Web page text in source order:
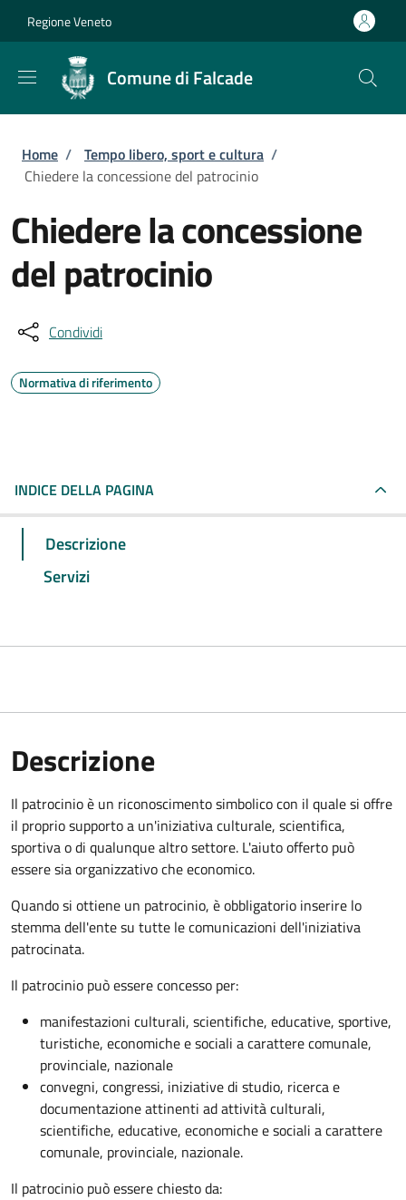
Regione Veneto
Comune di Falcade
Briciole di pane
Home / Tempo libero, sport e cultura /
Chiedere la concessione del patrocinio
Chiedere la concessione
del patrocinio
Condividi
Normativa di riferimento
INDICE DELLA PAGINA
Descrizione
Servizi
Descrizione
Il patrocinio è un riconoscimento simbolico con il quale si offre
il proprio supporto a un'iniziativa culturale, scientifica,
sportiva o di qualunque altro settore. L'aiuto offerto può
essere sia organizzativo che economico.
Quando si ottiene un patrocinio, è obbligatorio inserire lo
stemma dell'ente su tutte le comunicazioni dell'iniziativa
patrocinata.
Il patrocinio può essere concesso per:
manifestazioni culturali, scientifiche, educative, sportive,
turistiche, economiche e sociali a carattere comunale,
provinciale, nazionale
convegni, congressi, iniziative di studio, ricerca e
documentazione attinenti ad attività culturali,
scientifiche, educative, economiche e sociali a carattere
comunale, provinciale, nazionale.
Il patrocinio può essere chiesto da: